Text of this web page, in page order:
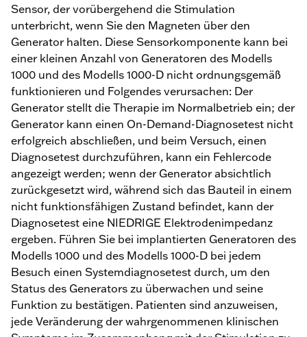
Sensor, der vorübergehend die Stimulation
unterbricht, wenn Sie den Magneten über den
Generator halten. Diese Sensorkomponente kann bei
einer kleinen Anzahl von Generatoren des Modells
1000 und des Modells 1000-D nicht ordnungsgemäß
funktionieren und Folgendes verursachen: Der
Generator stellt die Therapie im Normalbetrieb ein; der
Generator kann einen On-Demand-Diagnosetest nicht
erfolgreich abschließen, und beim Versuch, einen
Diagnosetest durchzuführen, kann ein Fehlercode
angezeigt werden; wenn der Generator absichtlich
zurückgesetzt wird, während sich das Bauteil in einem
nicht funktionsfähigen Zustand befindet, kann der
Diagnosetest eine NIEDRIGE Elektrodenimpedanz
ergeben. Führen Sie bei implantierten Generatoren des
Modells 1000 und des Modells 1000-D bei jedem
Besuch einen Systemdiagnosetest durch, um den
Status des Generators zu überwachen und seine
Funktion zu bestätigen. Patienten sind anzuweisen,
jede Veränderung der wahrgenommenen klinischen